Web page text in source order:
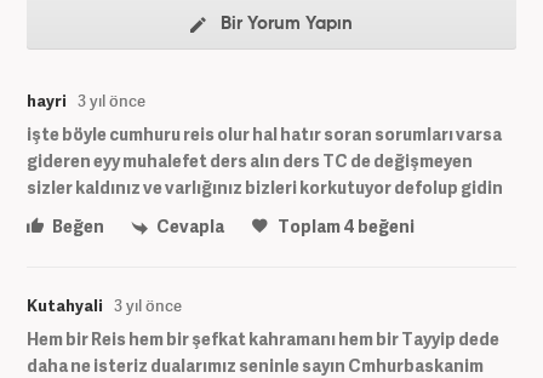
Bir Yorum Yapın
hayri 3 yıl önce
işte böyle cumhuru reis olur hal hatır soran sorumları varsa
gideren eyy muhalefet ders alın ders TC de değişmeyen
sizler kaldınız ve varlığınız bizleri korkutuyor defolup gidin
Beğen
Cevapla Toplam4 beğeni
Kutahyali 3 yıl önce
Hem bir Reis hem bir şefkat kahramanı hem bir Tayyip dede
daha ne isteriz dualarımız seninle sayın Cmhurbaskanim